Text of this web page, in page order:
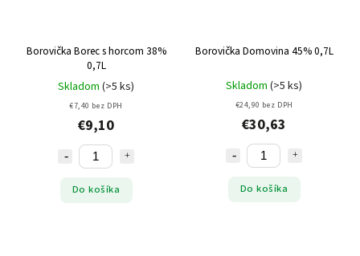
Borovička Borec s horcom 38%
0,7L
Skladom (>5 ks)
€7,40 bez DPH
€9,10
Do košíka
Borovička Domovina 45% 0,7L
Skladom (>5 ks)
€24,90 bez DPH
€30,63
Do košíka